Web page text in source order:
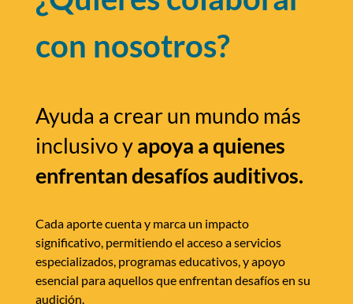
con nosotros?
Ayuda a crear un mundo más
inclusivo yapoya a quienes
enfrentan desafíos auditivos.
Cada aporte cuenta y marca un impacto
significativo, permitiendo el acceso a servicios
especializados, programas educativos, y apoyo
esencial para aquellos que enfrentan desafíos en su
audición.